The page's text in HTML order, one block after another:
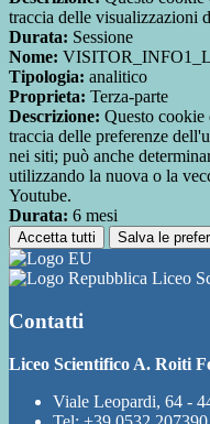
traccia delle visualizzazioni
Durata: Sessione
Nome:
Tipologia: analitico
Proprieta: Terza-parte
Descrizione: Questo cookie
traccia delle preferenze
nei siti; può anche
utilizzando la nuova o la
Youtube.
Durata: 6 mesi
Accetta tutti Salva le
Liceo
Contatti
Liceo Scientifico A. Roiti
Viale Leopardi, 64 -